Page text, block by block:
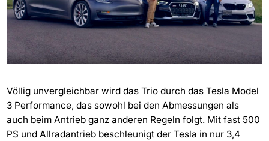
Völlig unvergleichbar wird das Trio durch das Tesla Model
3 Performance, das sowohl bei den Abmessungen als
auch beim Antrieb ganz anderen Regeln folgt. Mit fast 500
PS und Allradantrieb beschleunigt der Tesla in nur 3,4